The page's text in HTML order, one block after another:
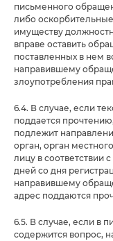
письменного
либо
имуществу
вправе оставить
поставленных в нем
направившему
злоупотребления
6.4. В случае, если
поддается
подлежит
орган, орган
лицу в соответствии
дней со дня
направившему
адрес поддаются
6.5. В случае, если в
содержится вопрос,